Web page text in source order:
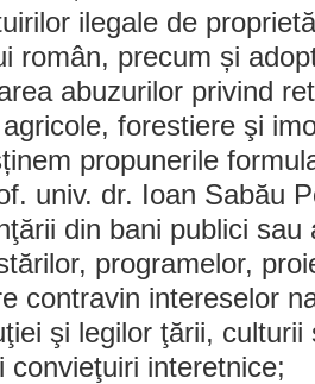
ilegale de
român, precum și
abuzurilor privind
forestiere şi
propunerile
univ. dr. Ioan Sabău
din bani publici
programelor,
contravin intereselor
şi legilor ţării,
convieţuiri interetnice;